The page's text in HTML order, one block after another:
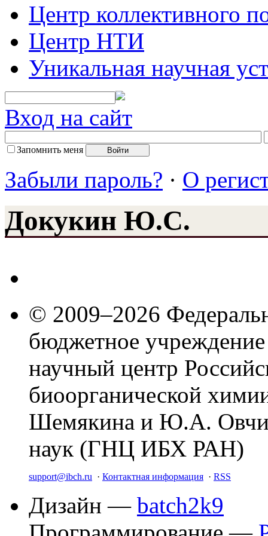
Центр коллективного
Центр НТИ
Уникальная научная
Вход на сайт
Запомнить меня
Забыли пароль? · О
Докукин Ю.С.
© 2009–2026
бюджетное
научный центр
биоорганической
Шемякина и Ю.А.
наук (ГНЦ ИБХ РАН)
support@ibch.ru · Контактная информация · RSS
Дизайн — batch2k9